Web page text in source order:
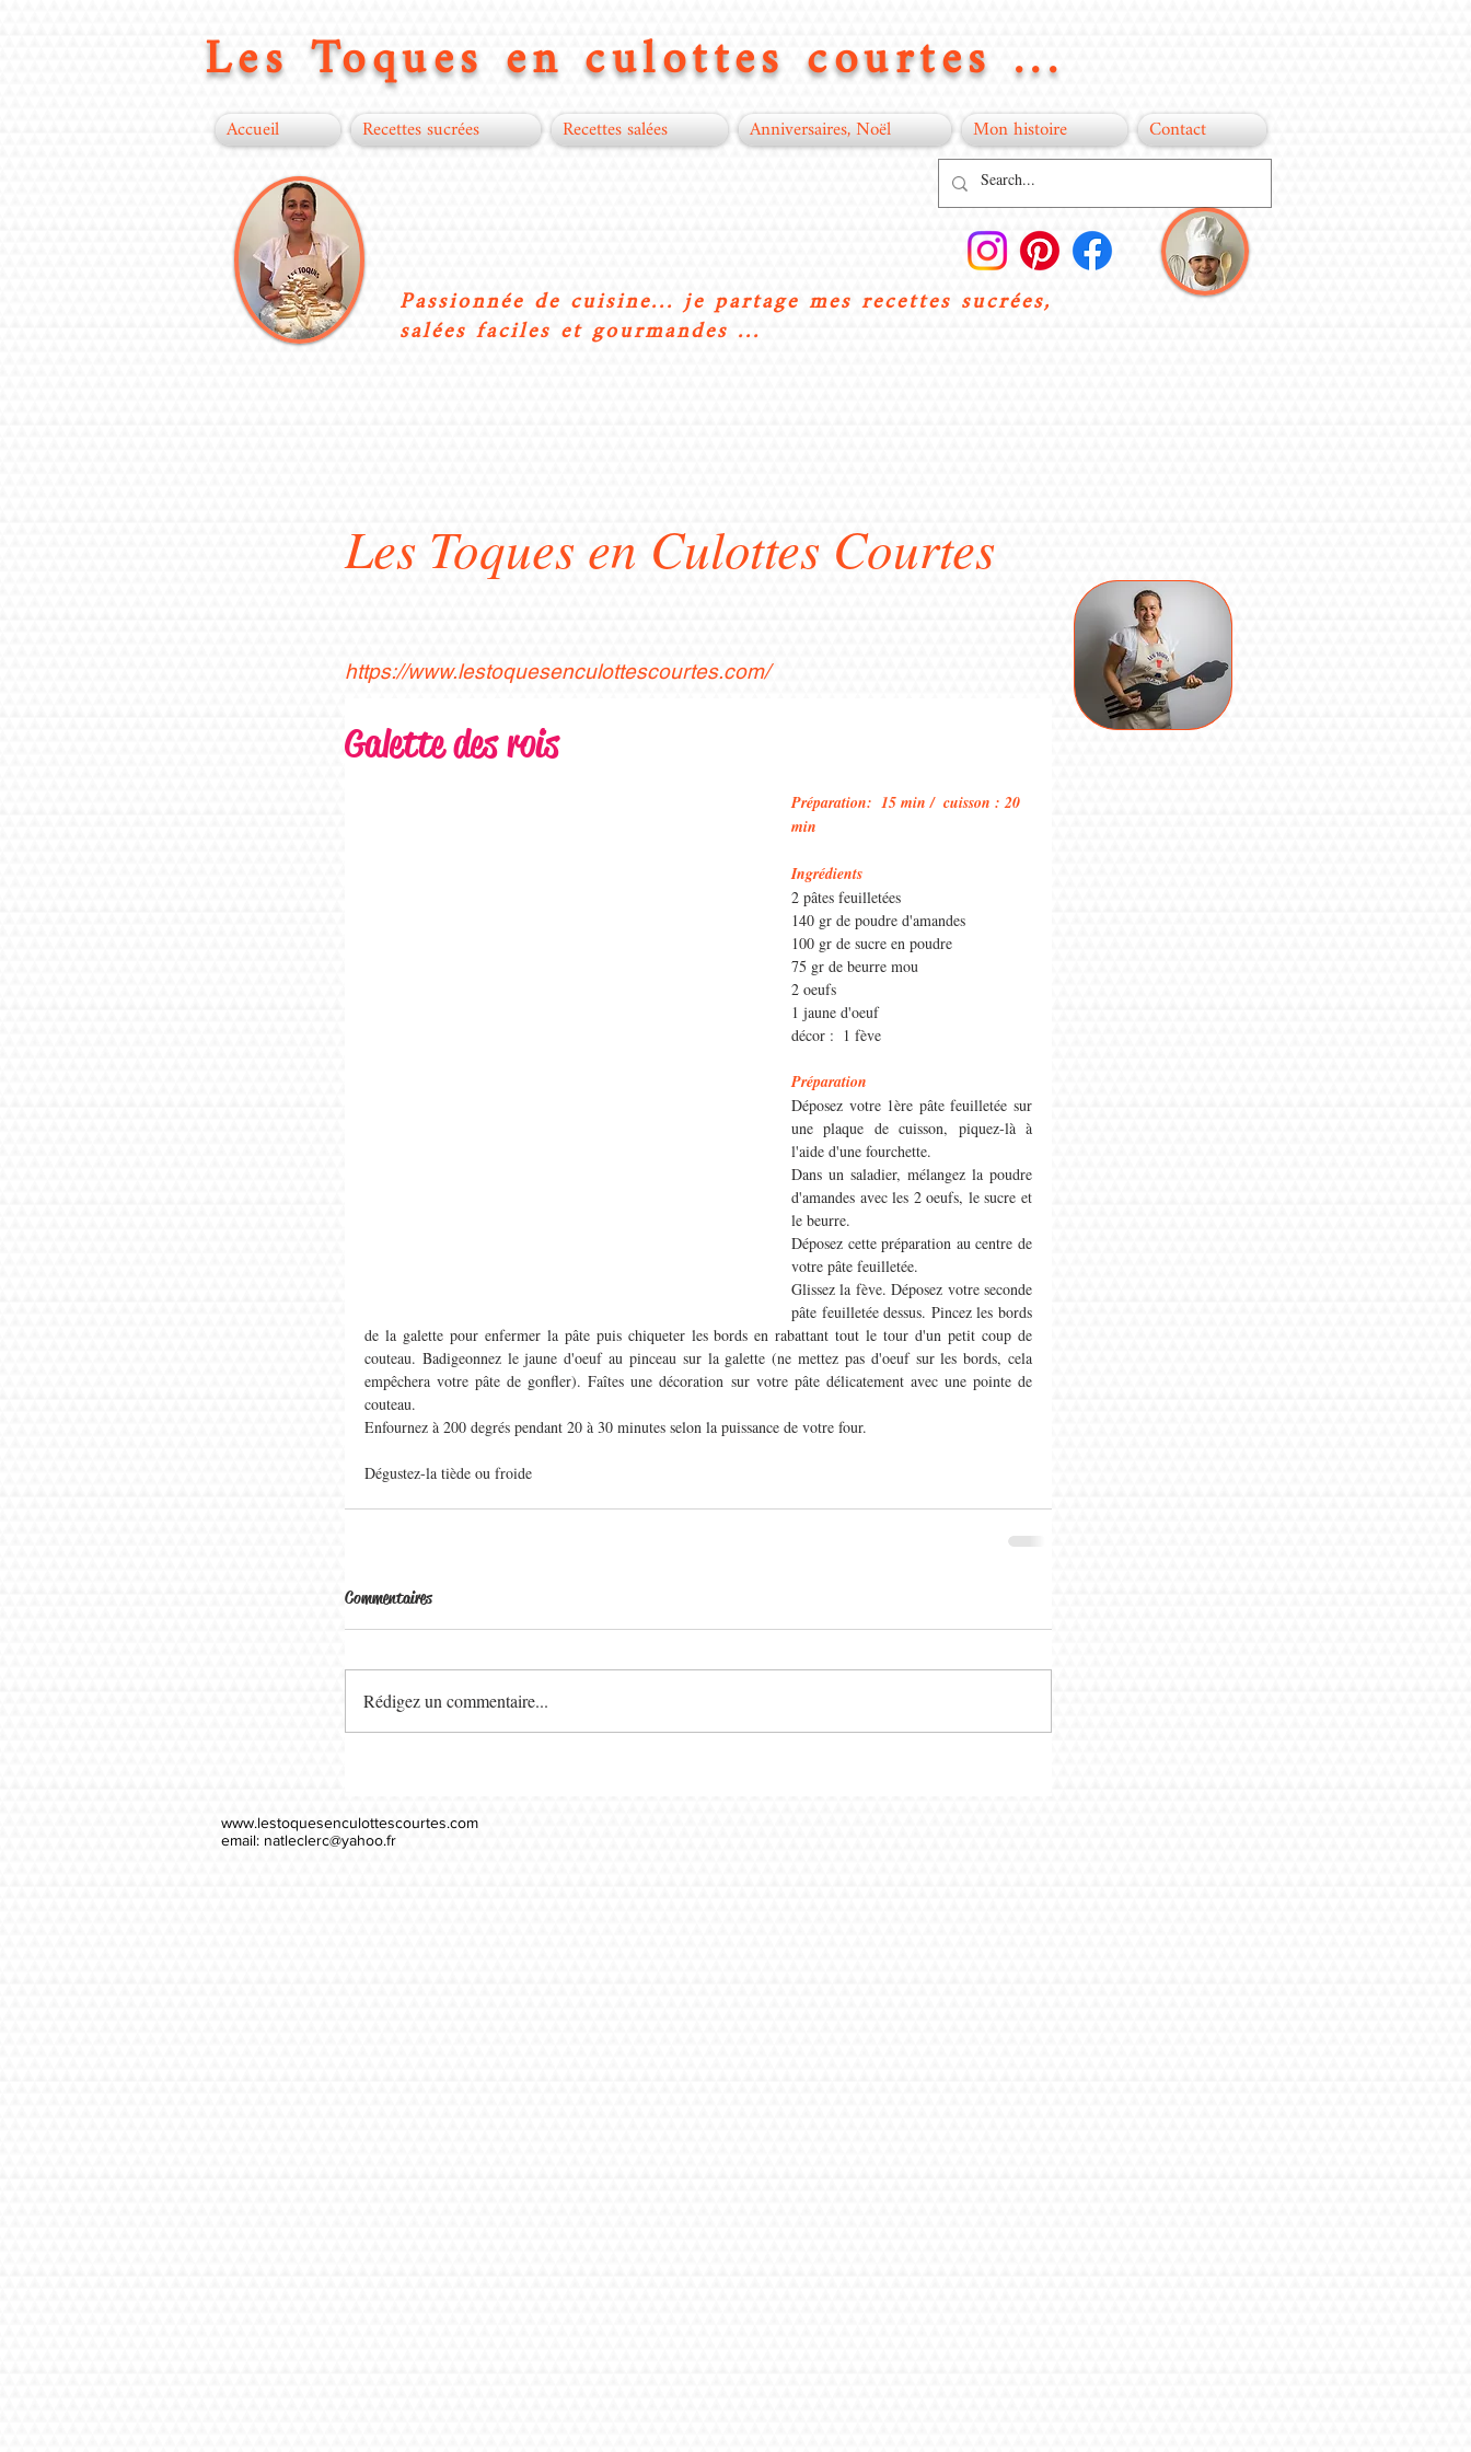
Les Toques en culottes courtes ...
Accueil Recettes sucrées Recettes salées Anniversaires, Noël Mon histoire Contact
Passionnée de cuisine... je partage mes recettes sucrées,
salées faciles et gourmandes ...
Galette des rois
Préparation:  15 min /  cuisson : 20
min
Ingrédients
2 pâtes feuilletées
140 gr de poudre d'amandes
100 gr de sucre en poudre
75 gr de beurre mou
2 oeufs
1 jaune d'oeuf
décor :  1 fève
Préparation
Déposez votre 1ère pâte feuilletée sur
une plaque de cuisson, piquez-là à
l'aide d'une fourchette.
Dans un saladier, mélangez la poudre
d'amandes avec les 2 oeufs, le sucre et
le beurre.
Déposez cette préparation au centre de
votre pâte feuilletée.
Glissez la fève. Déposez votre seconde
pâte feuilletée dessus. Pincez les bords
de la galette pour enfermer la pâte puis chiqueter les bords en rabattant tout le tour d'un petit coup de
couteau. Badigeonnez le jaune d'oeuf au pinceau sur la galette (ne mettez pas d'oeuf sur les bords, cela
empêchera votre pâte de gonfler). Faîtes une décoration sur votre pâte délicatement avec une pointe de
couteau.
Enfournez à 200 degrés pendant 20 à 30 minutes selon la puissance de votre four.
Dégustez-la tiède ou froide
Commentaires
Rédigez un commentaire...
Les Toques en Culottes Courtes
https://www.lestoquesenculottescourtes.com/
www.lestoquesenculottescourtes.com
email: natleclerc@yahoo.fr